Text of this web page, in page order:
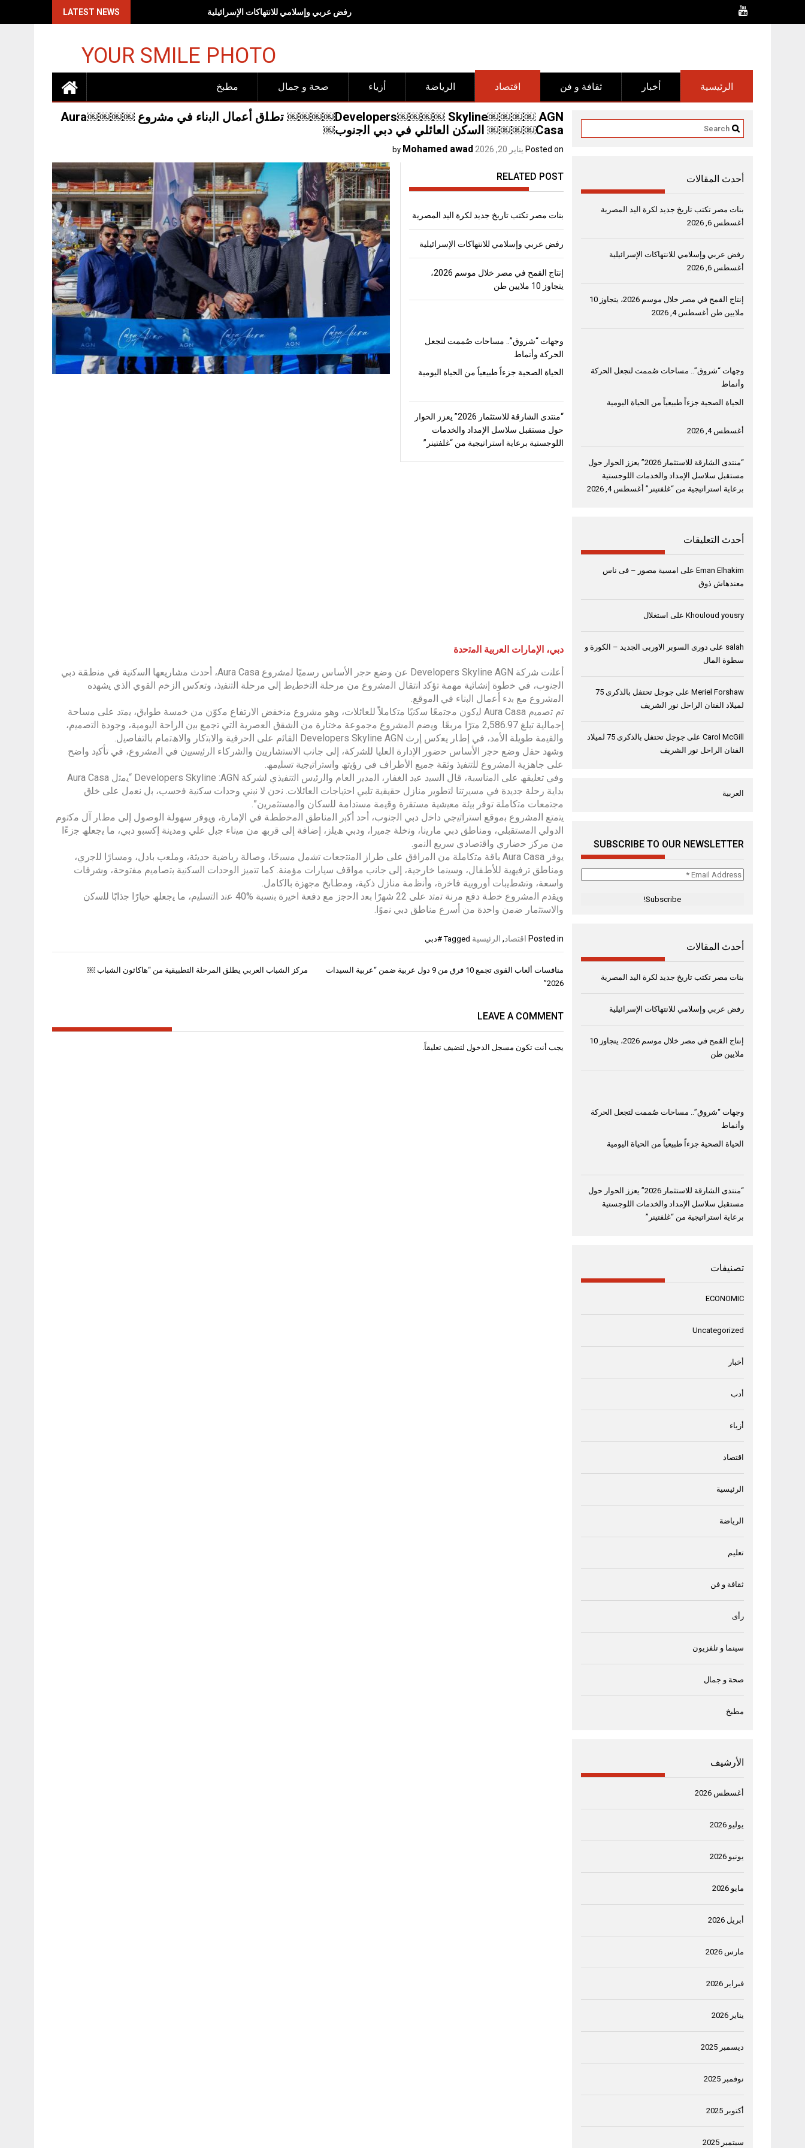
LATEST NEWS رفض عربي وإسلامي للانتهاكات الإسرائيلية
YOUR SMILE PHOTO
مطبخ صحة و جمال أزياء الرياضة اقتصاد ثقافة و فن أخبار الرئيسية
Developers￼￼￼￼ Skyline￼￼￼￼ AGN￼￼￼￼ ﺗطﻠق أﻋﻣﺎل اﻟﺑﻧﺎء ﻓﻲ ﻣﺷروع Aura￼￼￼￼
Casa￼￼￼￼ اﻟﺳﻛن اﻟﻌﺎﺋﻠﻲ ﻓﻲ دﺑﻲ اﻟﺟﻧوب￼
Posted on يناير 20, 2026 by
Mohamed awad
RELATED POST
بنات مصر تكتب تاريخ جديد لكرة اليد المصرية
رفض عربي وإسلامي للانتهاكات الإسرائيلية
إنتاج القمح في مصر خلال موسم 2026،
يتجاوز 10 ملايين طن
وجهات “شروق”.. مساحات صُممت لتجعل
الحركة وأنماط
الحياة الصحية جزءاً طبيعياً من الحياة اليومية
“منتدى الشارقة للاستثمار 2026” يعزز الحوار
حول مستقبل سلاسل الإمداد والخدمات
اللوجستية برعاية استراتيجية من “غلفتينر”
دﺑﻲ، اﻹﻣﺎرات اﻟﻌرﺑﯾﺔ اﻟﻣﺗﺣدة
أﻋﻠﻧت ﺷرﻛﺔ Developers Skyline AGN ﻋن وﺿﻊ ﺣﺟر اﻷﺳﺎس رﺳﻣﯾًﺎ ﻟﻣﺷروع Aura Casa، أﺣدث ﻣﺷﺎرﯾﻌﮭﺎ اﻟﺳﻛﻧﯾﺔ ﻓﻲ ﻣﻧطﻘﺔ دﺑﻲ
اﻟﺟﻧوب، ﻓﻲ ﺧطوة إﻧﺷﺎﺋﯾﺔ ﻣﮭﻣﺔ ﺗؤﻛد اﻧﺗﻘﺎل اﻟﻣﺷروع ﻣن ﻣرﺣﻠﺔ اﻟﺗﺧطﯾط إﻟﻰ ﻣرﺣﻠﺔ اﻟﺗﻧﻔﯾذ، وﺗﻌﻛس اﻟزﺧم اﻟﻘوي اﻟذي ﯾﺷﮭده
اﻟﻣﺷروع ﻣﻊ ﺑدء أﻋﻣﺎل اﻟﺑﻧﺎء ﻓﻲ اﻟﻣوﻗﻊ.
ﺗم ﺗﺻﻣﯾم Aura Casa ﻟﯾﻛون ﻣﺟﺗﻣﻌًﺎ ﺳﻛﻧﯾًﺎ ﻣﺗﻛﺎﻣﻼً ﻟﻠﻌﺎﺋﻼت، وھو ﻣﺷروع ﻣﻧﺧﻔض اﻻرﺗﻔﺎع ﻣﻛوّن ﻣن ﺧﻣﺳﺔ طواﺑق، ﯾﻣﺗد ﻋﻠﻰ ﻣﺳﺎﺣﺔ
إﺟﻣﺎﻟﯾﺔ ﺗﺑﻠﻎ 2,586.97 ﻣﺗرًا ﻣرﺑﻌًﺎ. وﯾﺿم اﻟﻣﺷروع ﻣﺟﻣوﻋﺔ ﻣﺧﺗﺎرة ﻣن اﻟﺷﻘق اﻟﻌﺻرﯾﺔ اﻟﺗﻲ ﺗﺟﻣﻊ ﺑﯾن اﻟراﺣﺔ اﻟﯾوﻣﯾﺔ، وﺟودة اﻟﺗﺻﻣﯾم،
واﻟﻘﯾﻣﺔ طوﯾﻠﺔ اﻷﻣد، ﻓﻲ إطﺎر ﯾﻌﻛس إرث Developers Skyline AGN اﻟﻘﺎﺋم ﻋﻠﻰ اﻟﺣرﻓﯾﺔ واﻻﺑﺗﻛﺎر واﻻھﺗﻣﺎم ﺑﺎﻟﺗﻔﺎﺻﯾل.
وﺷﮭد ﺣﻔل وﺿﻊ ﺣﺟر اﻷﺳﺎس ﺣﺿور اﻹدارة اﻟﻌﻠﯾﺎ ﻟﻠﺷرﻛﺔ، إﻟﻰ ﺟﺎﻧب اﻻﺳﺗﺷﺎرﯾﯾن واﻟﺷرﻛﺎء اﻟرﺋﯾﺳﯾﯾن ﻓﻲ اﻟﻣﺷروع، ﻓﻲ ﺗﺄﻛﯾد واﺿﺢ
ﻋﻠﻰ ﺟﺎھزﯾﺔ اﻟﻣﺷروع ﻟﻠﺗﻧﻔﯾذ وﺛﻘﺔ ﺟﻣﯾﻊ اﻷطراف ﻓﻲ رؤﯾﺗﮫ واﺳﺗراﺗﯾﺟﯾﺔ ﺗﺳﻠﯾﻣﮫ.
وﻓﻲ ﺗﻌﻠﯾﻘﮫ ﻋﻠﻰ اﻟﻣﻧﺎﺳﺑﺔ، ﻗﺎل اﻟﺳﯾد ﻋﺑد اﻟﻐﻔﺎر، اﻟﻣدﯾر اﻟﻌﺎم واﻟرﺋﯾس اﻟﺗﻧﻔﯾذي ﻟﺷرﻛﺔ Developers Skyline :AGN “ﯾﻣﺛل Aura Casa
ﺑداﯾﺔ رﺣﻠﺔ ﺟدﯾدة ﻓﻲ ﻣﺳﯾرﺗﻧﺎ ﻟﺗطوﯾر ﻣﻧﺎزل ﺣﻘﯾﻘﯾﺔ ﺗﻠﺑﻲ اﺣﺗﯾﺎﺟﺎت اﻟﻌﺎﺋﻼت. ﻧﺣن ﻻ ﻧﺑﻧﻲ وﺣدات ﺳﻛﻧﯾﺔ ﻓﺣﺳب، ﺑل ﻧﻌﻣل ﻋﻠﻰ ﺧﻠق
ﻣﺟﺗﻣﻌﺎت ﻣﺗﻛﺎﻣﻠﺔ ﺗوﻓر ﺑﯾﺋﺔ ﻣﻌﯾﺷﯾﺔ ﻣﺳﺗﻘرة وﻗﯾﻣﺔ ﻣﺳﺗداﻣﺔ ﻟﻠﺳﻛﺎن واﻟﻣﺳﺗﺛﻣرﯾن”.
ﯾﺗﻣﺗﻊ اﻟﻣﺷروع ﺑﻣوﻗﻊ اﺳﺗراﺗﯾﺟﻲ داﺧل دﺑﻲ اﻟﺟﻧوب، أﺣد أﻛﺑر اﻟﻣﻧﺎطق اﻟﻣﺧططﺔ ﻓﻲ اﻹﻣﺎرة، وﯾوﻓر ﺳﮭوﻟﺔ اﻟوﺻول إﻟﻰ ﻣطﺎر آل ﻣﻛﺗوم
اﻟدوﻟﻲ اﻟﻣﺳﺗﻘﺑﻠﻲ، وﻣﻧﺎطق دﺑﻲ ﻣﺎرﯾﻧﺎ، وﻧﺧﻠﺔ ﺟﻣﯾرا، ودﺑﻲ ھﯾﻠز، إﺿﺎﻓﺔ إﻟﻰ ﻗرﺑﮫ ﻣن ﻣﯾﻧﺎء ﺟﺑل ﻋﻠﻲ وﻣدﯾﻧﺔ إﻛﺳﺑو دﺑﻲ، ﻣﺎ ﯾﺟﻌﻠﮫ ﺟزءًا
ﻣن ﻣرﻛز ﺣﺿﺎري واﻗﺗﺻﺎدي ﺳرﯾﻊ اﻟﻧﻣو.
ﯾوﻓر Aura Casa ﺑﺎﻗﺔ ﻣﺗﻛﺎﻣﻠﺔ ﻣن اﻟﻣراﻓق ﻋﻠﻰ طراز اﻟﻣﻧﺗﺟﻌﺎت ﺗﺷﻣل ﻣﺳﺑﺣًﺎ، وﺻﺎﻟﺔ رﯾﺎﺿﯾﺔ ﺣدﯾﺛﺔ، وﻣﻠﻌب ﺑﺎدل، وﻣﺳﺎرًا ﻟﻠﺟري،
وﻣﻧﺎطق ﺗرﻓﯾﮭﯾﺔ ﻟﻸطﻔﺎل، وﺳﯾﻧﻣﺎ ﺧﺎرﺟﯾﺔ، إﻟﻰ ﺟﺎﻧب ﻣواﻗف ﺳﯾﺎرات ﻣؤﻣﻧﺔ. ﻛﻣﺎ ﺗﺗﻣﯾز اﻟوﺣدات اﻟﺳﻛﻧﯾﺔ ﺑﺗﺻﺎﻣﯾم ﻣﻔﺗوﺣﺔ، وﺷرﻓﺎت
واﺳﻌﺔ، وﺗﺷطﯾﺑﺎت أوروﺑﯾﺔ ﻓﺎﺧرة، وأﻧظﻣﺔ ﻣﻧﺎزل ذﻛﯾﺔ، وﻣطﺎﺑﺦ ﻣﺟﮭزة ﺑﺎﻟﻛﺎﻣل.
وﯾﻘدم اﻟﻣﺷروع ﺧطﺔ دﻓﻊ ﻣرﻧﺔ ﺗﻣﺗد ﻋﻠﻰ 22 ﺷﮭرًا ﺑﻌد اﻟﺣﺟز ﻣﻊ دﻓﻌﺔ اﺧﯾرة ﺑﻧﺳﺑﺔ %40 ﻋﻧد اﻟﺗﺳﻠﯾم، ﻣﺎ ﯾﺟﻌﻠﮫ ﺧﯾﺎرًا ﺟذاﺑًﺎ ﻟﻠﺳﻛن
واﻻﺳﺗﺛﻣﺎر ﺿﻣن واﺣدة ﻣن أﺳرع ﻣﻧﺎطق دﺑﻲ ﻧﻣوًا.
Posted in اقتصاد, الرئيسية Tagged #دبي
تصفّح
المقالات
مركز الشباب العربي يطلق المرحلة التطبيقية من “هاكاثون الشباب ￼
منافسات ألعاب القوى تجمع 10 فرق من 9 دول عربية ضمن “عربية السيدات
2026”
LEAVE A COMMENT
يجب أنت تكون مسجل الدخول لتضيف تعليقاً.
أحدث المقالات
بنات مصر تكتب تاريخ جديد لكرة اليد المصرية
أغسطس 6, 2026
رفض عربي وإسلامي للانتهاكات الإسرائيلية
أغسطس 6, 2026
إنتاج القمح في مصر خلال موسم 2026، يتجاوز 10
ملايين طن أغسطس 4, 2026
وجهات “شروق”.. مساحات صُممت لتجعل الحركة
وأنماط
الحياة الصحية جزءاً طبيعياً من الحياة اليومية
أغسطس 4, 2026
“منتدى الشارقة للاستثمار 2026” يعزز الحوار حول
مستقبل سلاسل الإمداد والخدمات اللوجستية
برعاية استراتيجية من “غلفتينر” أغسطس 4, 2026
أحدث التعليقات
Eman Elhakim على امسية مصور – فى ناس
معندهاش ذوق
Khouloud yousry على استغلال
salah على دورى السوبر الاوربى الجديد – الكورة و
سطوة المال
Meriel Forshaw على
جوجل تحتفل بالذكرى 75
لميلاد الفنان الراحل نور الشريف
Carol McGill على
جوجل تحتفل بالذكرى 75 لميلاد
الفنان الراحل نور الشريف
العربية
SUBSCRIBE TO OUR NEWSLETTER
Email
أحدث المقالات
بنات مصر تكتب تاريخ جديد لكرة اليد المصرية
رفض عربي وإسلامي للانتهاكات الإسرائيلية
إنتاج القمح في مصر خلال موسم 2026، يتجاوز 10
ملايين طن
وجهات “شروق”.. مساحات صُممت لتجعل الحركة
وأنماط
الحياة الصحية جزءاً طبيعياً من الحياة اليومية
“منتدى الشارقة للاستثمار 2026” يعزز الحوار حول
مستقبل سلاسل الإمداد والخدمات اللوجستية
برعاية استراتيجية من “غلفتينر”
تصنيفات
ECONOMIC
Uncategorized
أخبار
أدب
أزياء
اقتصاد
الرئيسية
الرياضة
تعليم
ثقافة و فن
رأى
سينما و تلفزيون
صحة و جمال
مطبخ
الأرشيف
أغسطس 2026
يوليو 2026
يونيو 2026
مايو 2026
أبريل 2026
مارس 2026
فبراير 2026
يناير 2026
ديسمبر 2025
نوفمبر 2025
أكتوبر 2025
سبتمبر 2025